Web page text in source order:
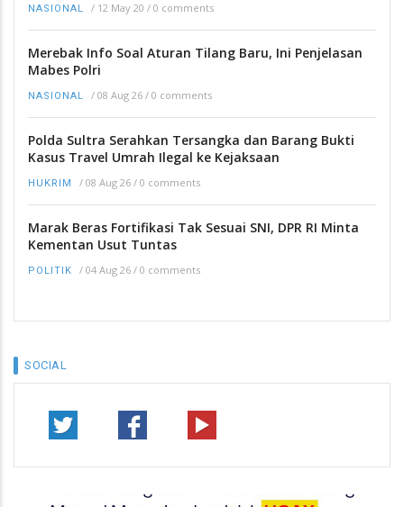
NASIONAL / 12 May 20 / 0 comments
Merebak Info Soal Aturan Tilang Baru, Ini Penjelasan
Mabes Polri
NASIONAL / 08 Aug 26 / 0 comments
Polda Sultra Serahkan Tersangka dan Barang Bukti
Kasus Travel Umrah Ilegal ke Kejaksaan
HUKRIM / 08 Aug 26 / 0 comments
Marak Beras Fortifikasi Tak Sesuai SNI, DPR RI Minta
Kementan Usut Tuntas
POLITIK / 04 Aug 26 / 0 comments
SOCIAL